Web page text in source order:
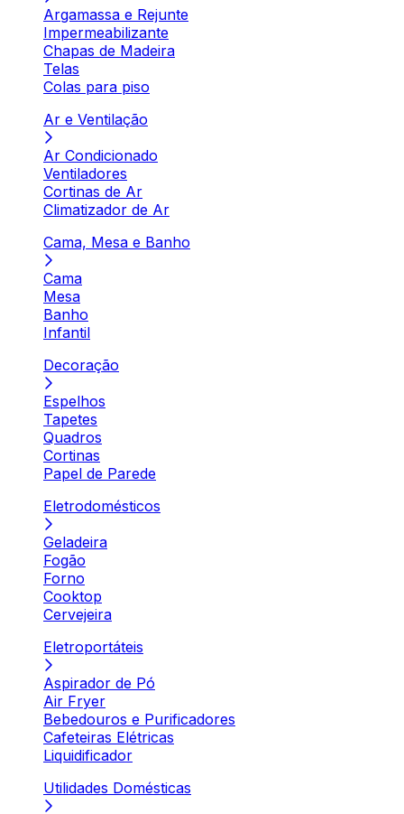
Argamassa e Rejunte
Impermeabilizante
Chapas de Madeira
Telas
Colas para piso
Ar e Ventilação
Ar Condicionado
Ventiladores
Cortinas de Ar
Climatizador de Ar
Cama, Mesa e Banho
Cama
Mesa
Banho
Infantil
Decoração
Espelhos
Tapetes
Quadros
Cortinas
Papel de Parede
Eletrodomésticos
Geladeira
Fogão
Forno
Cooktop
Cervejeira
Eletroportáteis
Aspirador de Pó
Air Fryer
Bebedouros e Purificadores
Cafeteiras Elétricas
Liquidificador
Utilidades Domésticas